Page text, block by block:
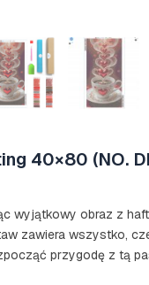
40×80 (NO.
wyjątkowy obraz z
zawiera wszystko,
przygodę z tą